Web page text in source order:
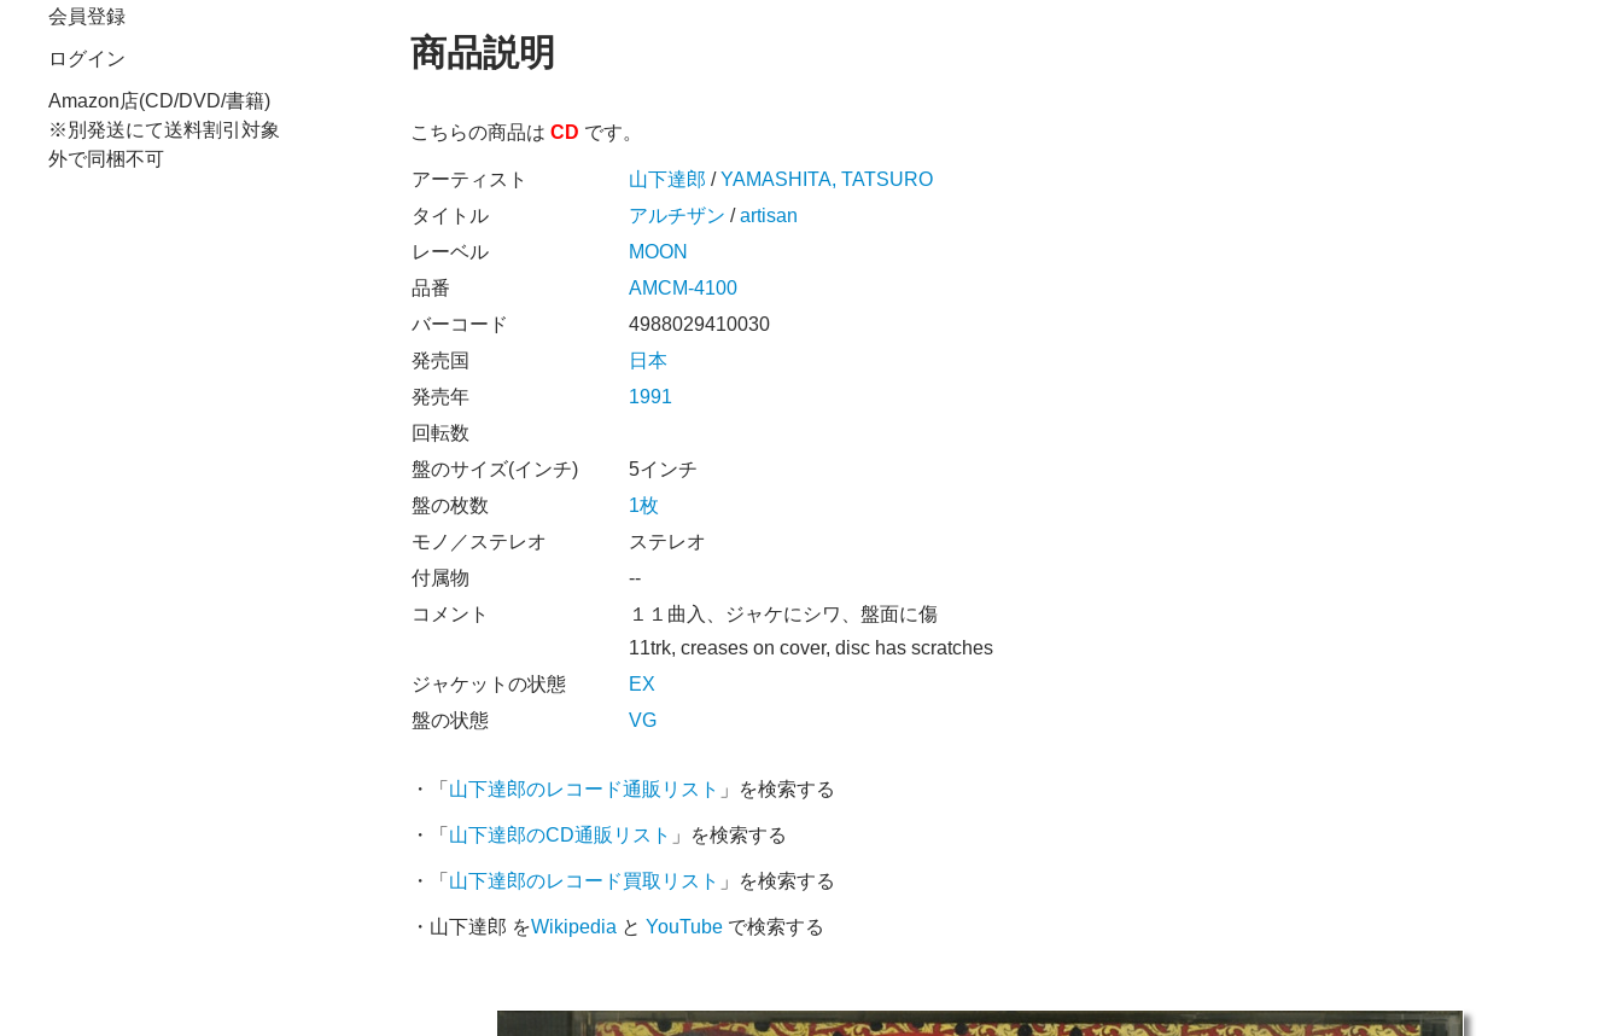
会員登録
ログイン
Amazon店(CD/DVD/書籍)
※別発送にて送料割引対象
外で同梱不可
商品説明
こちらの商品は CD です。
アーティスト 山下達郎 /YAMASHITA, TATSURO
タイトル
アルチザン /artisan
レーベル
MOON
品番
AMCM-4100
バーコード
4988029410030
発売国
日本
発売年
1991
回転数
盤のサイズ(インチ)
5インチ
盤の枚数
1枚
モノ／ステレオ
ステレオ
付属物
--
コメント
１１曲入、ジャケにシワ、盤面に傷
11trk, creases on cover, disc has scratches
ジャケットの状態
EX
盤の状態
VG
・「 山下達郎のレコード通販リスト 」を検索する
・「 山下達郎のCD通販リスト 」を検索する
・「 山下達郎のレコード買取リスト 」を検索する
・山下達郎 をWikipedia と YouTube で検索する